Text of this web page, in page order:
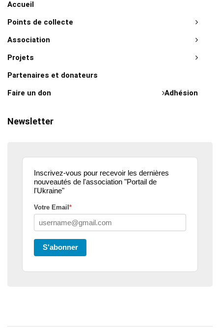
Accueil
Points de collecte
Association
Projets
Partenaires et donateurs
Adhésion
Faire un don
Newsletter
Inscrivez-vous pour recevoir les dernières
nouveautés de l'association "Portail de
l'Ukraine"
Votre Email *
S'abonner